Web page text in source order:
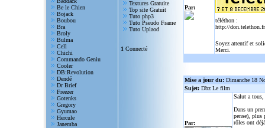
Be le Chien
Bojack
Boubou
Bra
Broly
Bulma
Cell
Chichi
Commando Geniu
Cooler
DB:Revolution
Dendé
Dr Brief
Freezer
Gotenks
Gregory
Gyumao
Hercule
Janemba
Textures Gratuite
Top site Gratuit
Tuto php3
Tuto Pseudo Frame
Tuto Uplaod
1 Connecté
Par:
téléthon :
http://
Soyez attentif et
Merci.
Mise a jour du: Dimanche 18
Sujet: Dbz Le film
Par:
Salut a
Dans un
pense), plus
rôles ont